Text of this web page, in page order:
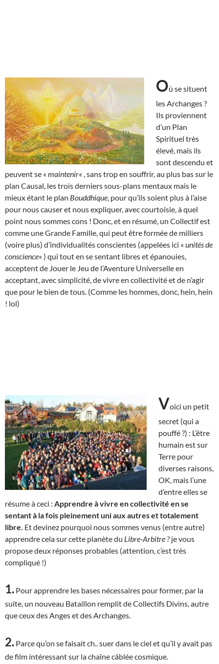
Où se situent
les Archanges ?
Ils proviennent
d’un Plan
Spirituel très
élevé, mais ils
sont descendu et
peuvent se « maintenir« , sans trop en souffrir, au plus bas sur le
plan Causal, les trois derniers sous-plans mentaux mais le
mieux étant le plan Bouddhique , pour qu’ils soient plus à l’aise
pour nous causer et nous expliquer, avec courtoisie, à quel
point nous sommes cons ! Donc, et en résumé, un Collectif est
comme une Grande Famille, qui peut être formée de milliers
(voire plus) d’individualités conscientes (appelées ici « unités de
conscience« ) qui tout en se sentant libres et épanouies,
acceptent de Jouer le Jeu de l’Aventure Universelle en
acceptant, avec simplicité, de vivre en collectivité et de n’agir
que pour le bien de tous. (Comme les hommes, donc, hein, hein
! lol)
Voici un petit
secret (qui a
pouffé ?) : L’être
humain est sur
Terre pour
diverses raisons,
OK, mais l’une
d’entre elles se
résume à ceci : Apprendre à vivre en collectivité en se
sentant à la fois pleinement uni aux autres et totalement
libre. Et devinez pourquoi nous sommes venus (entre autre)
apprendre cela sur cette planète du Libre-Arbitre ?je vous
propose deux réponses probables (attention, c’est très
compliqué !)
1. Pour apprendre les bases nécessaires pour former, par la
suite, un nouveau Bataillon remplit de Collectifs Divins, autre
que ceux des Anges et des Archanges.
2. Parce qu’on se faisait ch.. suer dans le ciel et qu’il y avait pas
de film intéressant sur la chaîne câblée cosmique.